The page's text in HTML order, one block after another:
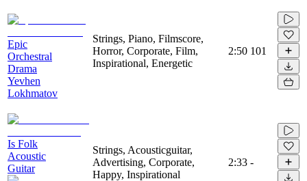
Epic
Orchestral
Drama
Yevhen
Lokhmatov
Strings, Piano, Filmscore,
Horror, Corporate, Film,
Inspirational, Energetic
2:50 101
Is Folk
Acoustic
Guitar
Strings, Acousticguitar,
Advertising, Corporate,
Happy, Inspirational
2:33 -